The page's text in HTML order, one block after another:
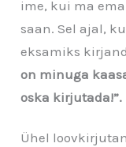
ime, kui ma
saan. Sel ajal,
eksamiks
on minuga
oska kirjutada!”.
Ühel